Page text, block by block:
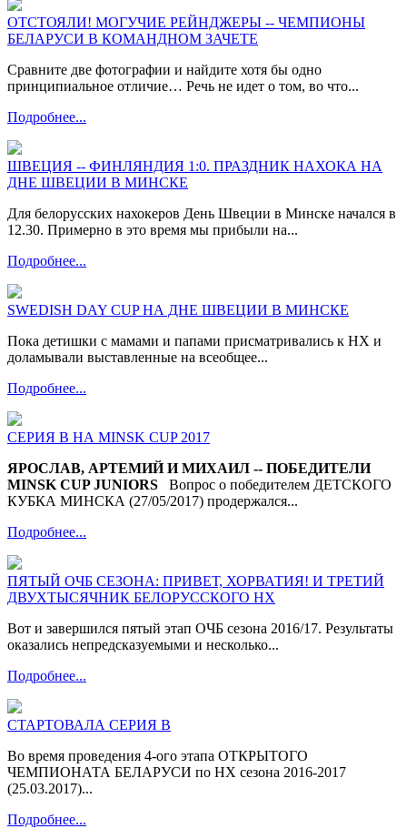
ОТСТОЯЛИ! МОГУЧИЕ РЕЙНДЖЕРЫ -- ЧЕМПИОНЫ
БЕЛАРУСИ В КОМАНДНОМ ЗАЧЕТЕ
Сравните две фотографии и найдите хотя бы одно
принципиальное отличие… Речь не идет о том, во что...
Подробнее...
ШВЕЦИЯ -- ФИНЛЯНДИЯ 1:0. ПРАЗДНИК НАХОКА НА
ДНЕ ШВЕЦИИ В МИНСКЕ
Для белорусских нахокеров День Швеции в Минске начался в
12.30. Примерно в это время мы прибыли на...
Подробнее...
SWEDISH DAY CUP НА ДНЕ ШВЕЦИИ В МИНСКЕ
Пока детишки с мамами и папами присматривались к НХ и
доламывали выставленные на всеобщее...
Подробнее...
СЕРИЯ В НА MINSK CUP 2017
ЯРОСЛАВ, АРТЕМИЙ И МИХАИЛ -- ПОБЕДИТЕЛИ
MINSK CUP JUNIORS Вопрос о победителем ДЕТСКОГО
КУБКА МИНСКА (27/05/2017) продержался...
Подробнее...
ПЯТЫЙ ОЧБ СЕЗОНА: ПРИВЕТ, ХОРВАТИЯ! И ТРЕТИЙ
ДВУХТЫСЯЧНИК БЕЛОРУССКОГО НХ
Вот и завершился пятый этап ОЧБ сезона 2016/17. Результаты
оказались непредсказуемыми и несколько...
Подробнее...
СТАРТОВАЛА СЕРИЯ В
Во время проведения 4-ого этапа ОТКРЫТОГО
ЧЕМПИОНАТА БЕЛАРУСИ по НХ сезона 2016-2017
(25.03.2017)...
Подробнее...